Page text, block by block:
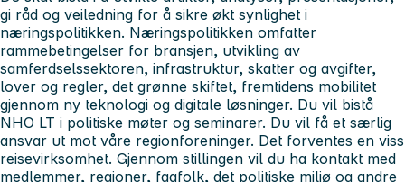
gi råd og veiledning for å sikre økt synlighet i
næringspolitikken. Næringspolitikken omfatter
rammebetingelser for bransjen, utvikling av
samferdselssektoren, infrastruktur, skatter og avgifter,
lover og regler, det grønne skiftet, fremtidens mobilitet
gjennom ny teknologi og digitale løsninger. Du vil bistå
NHO LT i politiske møter og seminarer. Du vil få et særlig
ansvar ut mot våre regionforeninger. Det forventes en viss
reisevirksomhet. Gjennom stillingen vil du ha kontakt med
medlemmer, regioner, fagfolk, det politiske miljø og andre